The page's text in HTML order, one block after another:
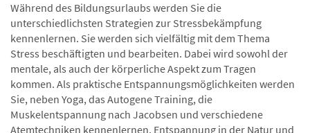
Während des Bildungsurlaubs werden Sie die
unterschiedlichsten Strategien zur Stressbekämpfung
kennenlernen. Sie werden sich vielfältig mit dem Thema
Stress beschäftigten und bearbeiten. Dabei wird sowohl der
mentale, als auch der körperliche Aspekt zum Tragen
kommen. Als praktische Entspannungsmöglichkeiten werden
Sie, neben Yoga, das Autogene Training, die
Muskelentspannung nach Jacobsen und verschiedene
Atemtechniken kennenlernen. Entspannung in der Natur und